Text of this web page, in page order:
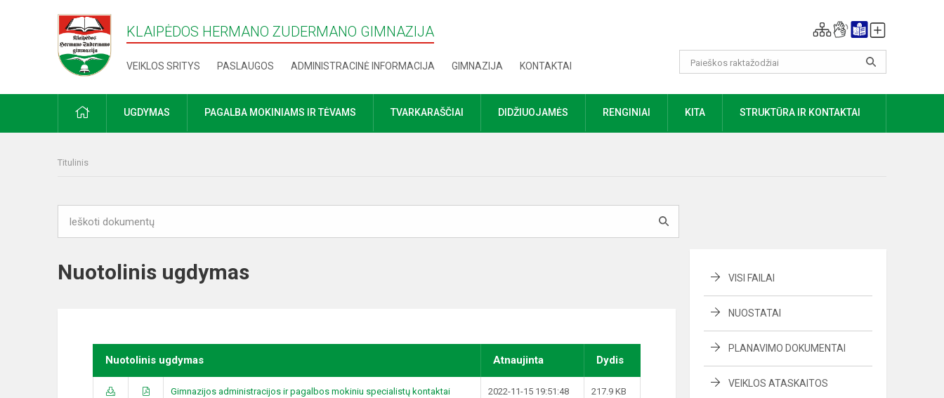
KLAIPĖDOS HERMANO ZUDERMANO GIMNAZIJA
VEIKLOS SRITYS PASLAUGOS ADMINISTRACINĖ INFORMACIJA GIMNAZIJA KONTAKTAI
PRADŽIAUGDYMAS PAGALBA MOKINIAMS IR TĖVAMS TVARKARAŠČIAI DIDŽIUOJAMĖS RENGINIAI KITA STRUKTŪRA IR KONTAKTAI
Titulinis
Nuotolinis ugdymas
Nuotolinis ugdymas Atnaujinta Dydis
Gimnazijos administracijos ir pagalbos mokiniu specialistų kontaktai 2022-11-15 19:51:48 217.9 KB
VISI FAILAI
NUOSTATAI
PLANAVIMO DOKUMENTAI
VEIKLOS ATASKAITOS